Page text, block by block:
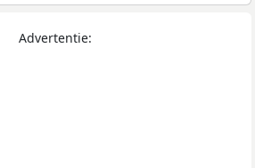
Advertentie: